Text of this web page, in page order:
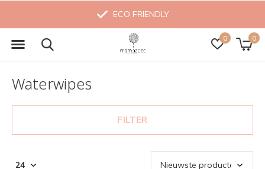
0 0
ECO FRIENDLY
Waterwipes
FILTER